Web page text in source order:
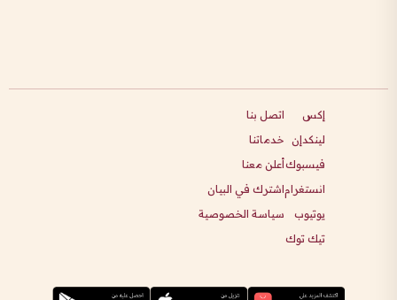
إكس
لينكدإن
فيسبوك
انستغرام
يوتيوب
تيك توك
اتصل بنا
خدماتنا
أعلن معنا
اشترك في البيان
سياسة الخصوصية